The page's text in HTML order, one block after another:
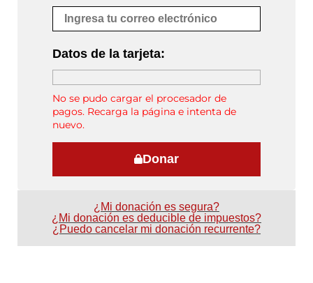
Datos de la tarjeta:
No se pudo cargar el procesador de
pagos. Recarga la página e intenta de
nuevo.
Donar
¿Mi donación es segura?
¿Mi donación es deducible de impuestos?
¿Puedo cancelar mi donación recurrente?